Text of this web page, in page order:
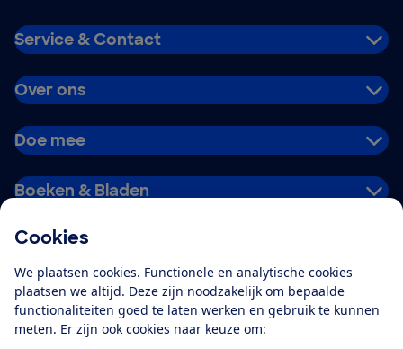
Cookies
We plaatsen cookies. Functionele en analytische cookies
plaatsen we altijd. Deze zijn noodzakelijk om bepaalde
functionaliteiten goed te laten werken en gebruik te kunnen
meten. Er zijn ook cookies naar keuze om:
Service & Contact
Over ons
Doe mee
Boeken & Bladen
Alles over de